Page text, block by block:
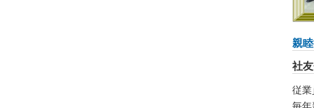
親
社
従業